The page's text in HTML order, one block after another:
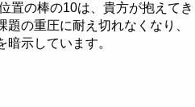
置の棒の10は、貴方が抱えてき
題の重圧に耐え切れなくなり、
暗示しています。